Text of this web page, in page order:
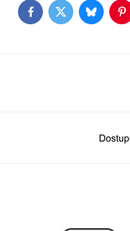
FacebookTwitterBluesky